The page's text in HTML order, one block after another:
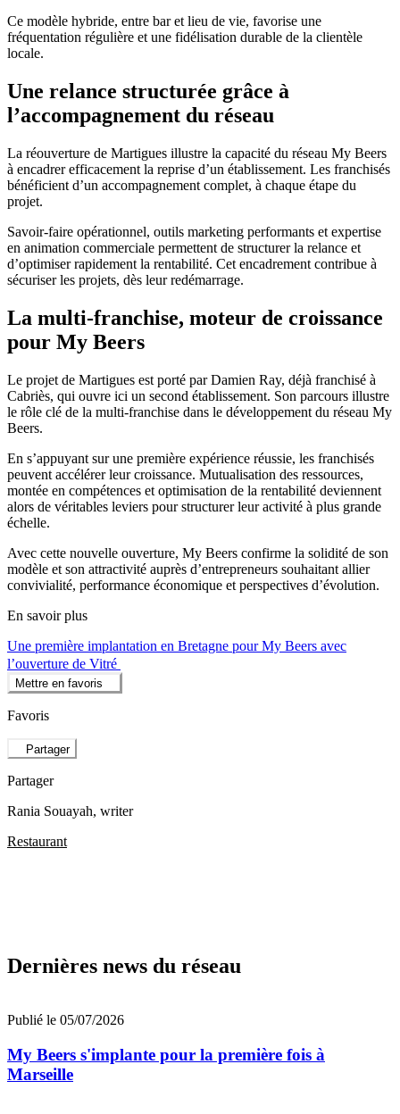
Ce modèle hybride, entre bar et lieu de vie, favorise une
fréquentation régulière et une fidélisation durable de la clientèle
locale.
Une relance structurée grâce à
l’accompagnement du réseau
La réouverture de Martigues illustre la capacité du réseau My Beers
à encadrer efficacement la reprise d’un établissement. Les franchisés
bénéficient d’un accompagnement complet, à chaque étape du
projet.
Savoir-faire opérationnel, outils marketing performants et expertise
en animation commerciale permettent de structurer la relance et
d’optimiser rapidement la rentabilité. Cet encadrement contribue à
sécuriser les projets, dès leur redémarrage.
La multi-franchise, moteur de croissance
pour My Beers
Le projet de Martigues est porté par Damien Ray, déjà franchisé à
Cabriès, qui ouvre ici un second établissement. Son parcours illustre
le rôle clé de la multi-franchise dans le développement du réseau My
Beers.
En s’appuyant sur une première expérience réussie, les franchisés
peuvent accélérer leur croissance. Mutualisation des ressources,
montée en compétences et optimisation de la rentabilité deviennent
alors de véritables leviers pour structurer leur activité à plus grande
échelle.
Avec cette nouvelle ouverture, My Beers confirme la solidité de son
modèle et son attractivité auprès d’entrepreneurs souhaitant allier
convivialité, performance économique et perspectives d’évolution.
En savoir plus
Une première implantation en Bretagne pour My Beers avec
l’ouverture de Vitré
Mettre en favoris
Favoris
Partager
Partager
Rania Souayah, writer
Restaurant
Dernières news du réseau
Publié le 05/07/2026
My Beers s'implante pour la première fois à
Marseille